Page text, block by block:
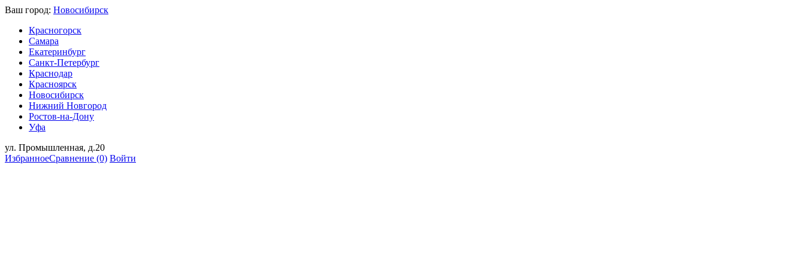
Ваш город: Новосибирск
Красногорск
Самара
Екатеринбург
Санкт-Петербург
Краснодар
Красноярск
Новосибирск
Нижний Новгород
Ростов-на-Дону
Уфа
ул. Промышленная, д.20
ИзбранноеСравнение (0) Войти